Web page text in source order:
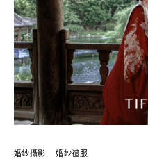
婚紗攝影 婚紗禮服